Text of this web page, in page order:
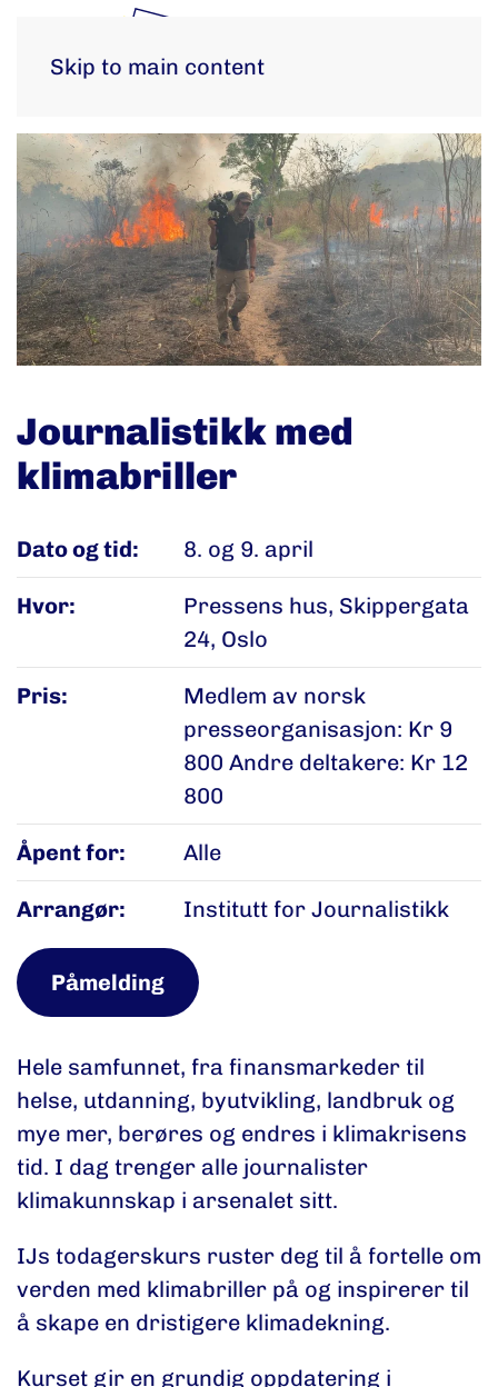
Skip to main content
Journalistikk med
klimabriller
Dato og tid: 8. og 9. april
Hvor:
Pressens hus, Skippergata
24, Oslo
Pris:
Medlem av norsk
presseorganisasjon: Kr 9
800 Andre deltakere: Kr 12
800
Åpent for: Alle
Arrangør: Institutt for Journalistikk
Påmelding
Hele samfunnet, fra finansmarkeder til
helse, utdanning, byutvikling, landbruk og
mye mer, berøres og endres i klimakrisens
tid. I dag trenger alle journalister
klimakunnskap i arsenalet sitt.
IJs todagerskurs ruster deg til å fortelle om
verden med klimabriller på og inspirerer til
å skape en dristigere klimadekning.
Kurset gir en grundig oppdatering i